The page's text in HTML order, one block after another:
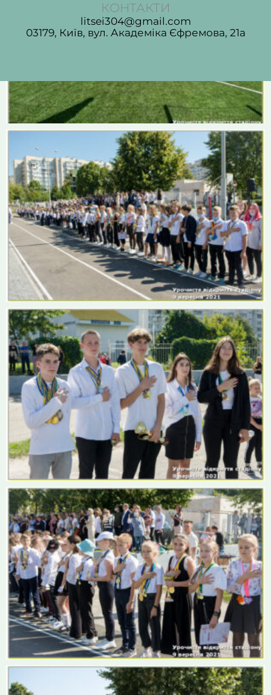
КОНТАКТИ
litsei304@gmail.com
03179, Київ, вул. Академіка Єфремова, 21а